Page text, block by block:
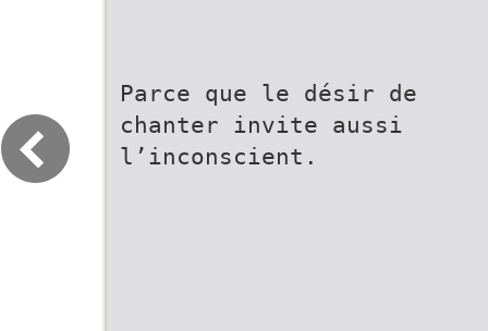
Parce que le désir de
chanter invite aussi
l’inconscient.